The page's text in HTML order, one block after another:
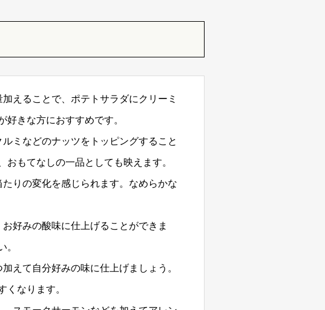
えることで、ポテトサラダにクリーミ
きな方におすすめです。
ミなどのナッツをトッピングすること
もてなしの一品としても映えます。
りの変化を感じられます。なめらかな
好みの酸味に仕上げることができま
。
えて自分好みの味に仕上げましょう。
くなります。